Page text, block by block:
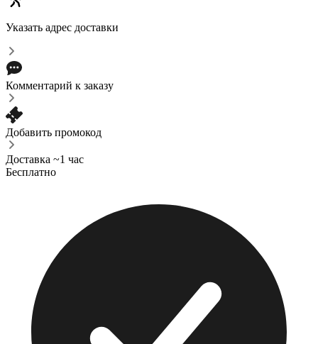
Указать адрес доставки
Комментарий к заказу
Добавить промокод
Доставка ~1 час
Бесплатно